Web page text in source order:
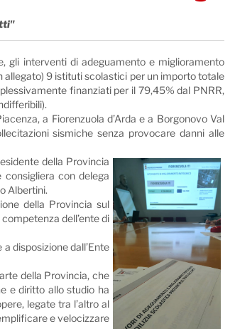
gli interventi di adeguamento e miglioramento
allegato) 9 istituti scolastici per un importo totale
finanziati per il 79,45% dal PNRR,
a Fiorenzuola d’Arda e a Borgonovo Val
sismiche senza provocare danni alle
della Provincia
con delega
Albertini.
della Provincia sul
dell’ente di
disposizione dall’Ente
della Provincia, che
e diritto allo studio ha
legate tra l’altro al
e velocizzare